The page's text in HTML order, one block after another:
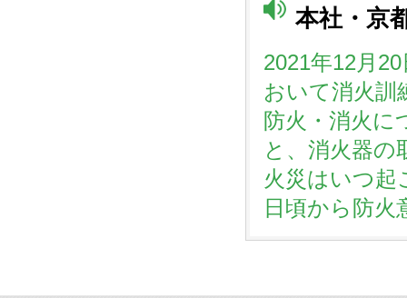
本社・京
2021年12月
おいて消火訓
防火・消火に
と、消火器の
火災はいつ
日頃から防